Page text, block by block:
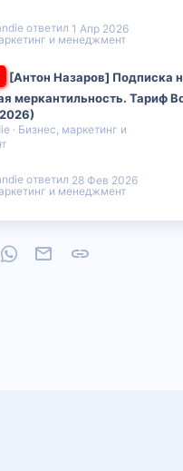
и менеджмент
1 Апр 2026
[Антон Назаров] Подписка
меркантильность. Тариф
Бизнес, маркетинг и
и менеджмент
28 Фев 2026
WhatsAppЭлектронная почта